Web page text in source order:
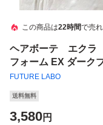
この商品は22時間で売
ヘアボーテ エクラ
フォーム EX ダーク
FUTURE LABO
送料無料
3,580円